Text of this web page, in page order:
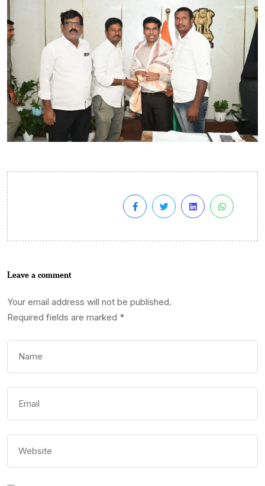
Leave a comment
Your email address will not be published.
Required fields are marked *